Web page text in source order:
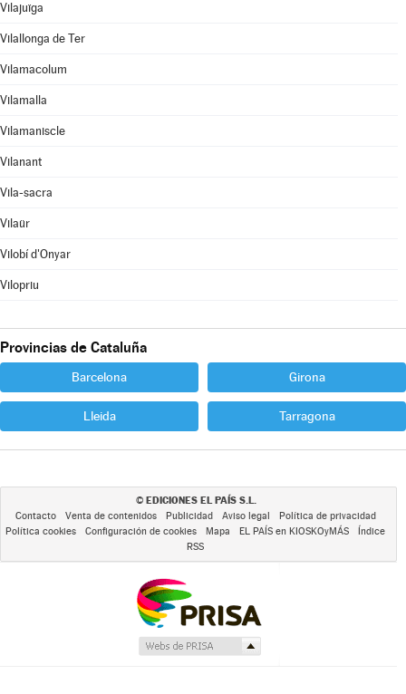
Vilajuïga
Vilallonga de Ter
Vilamacolum
Vilamalla
Vilamaniscle
Vilanant
Vila-sacra
Vilaür
Vilobí d'Onyar
Vilopriu
Provincias de Cataluña
Barcelona Girona
Lleida Tarragona
© EDICIONES EL PAÍS S.L.
Contacto Venta de contenidos Publicidad Aviso legal
Política de privacidad
Política cookies
Configuración de cookies Mapa EL PAÍS en KIOSKOyMÁS
Índice
RSS